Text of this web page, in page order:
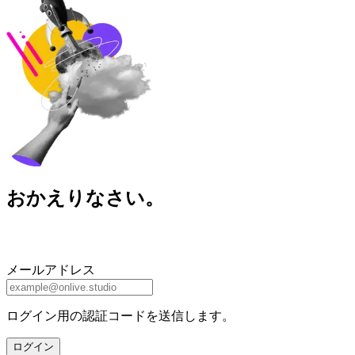
おかえりなさい。
メールアドレス
ログイン用の認証コードを送信します。
ログイン